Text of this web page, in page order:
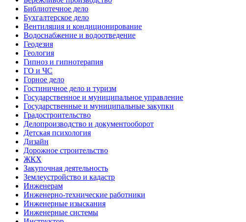
Библиотечное дело
Бухгалтерское дело
Вентиляция и кондиционирование
Водоснабжение и водоотведение
Геодезия
Геология
Гипноз и гипнотерапия
ГО и ЧС
Горное дело
Гостиничное дело и туризм
Государственное и муниципальное управление
Государственные и муниципальные закупки
Градостроительство
Делопроизводство и документооборот
Детская психология
Дизайн
Дорожное строительство
ЖКХ
Закупочная деятельность
Землеустройство и кадастр
Инженерам
Инженерно-технические работники
Инженерные изыскания
Инженерные системы